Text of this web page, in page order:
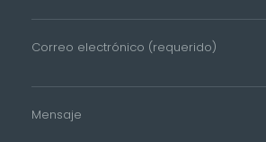
Correo electrónico (requerido)
Mensaje